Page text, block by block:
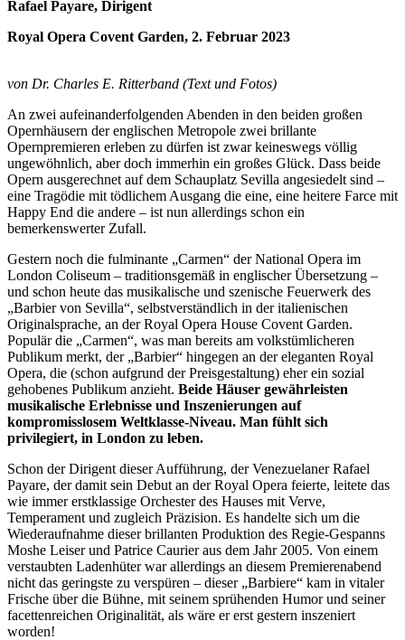
Rafael Payare, Dirigent
Royal Opera Covent Garden, 2. Februar 2023
von Dr. Charles E. Ritterband (Text und Fotos)
An zwei aufeinanderfolgenden Abenden in den beiden großen
Opernhäusern der englischen Metropole zwei brillante
Opernpremieren erleben zu dürfen ist zwar keineswegs völlig
ungewöhnlich, aber doch immerhin ein großes Glück. Dass beide
Opern ausgerechnet auf dem Schauplatz Sevilla angesiedelt sind –
eine Tragödie mit tödlichem Ausgang die eine, eine heitere Farce mit
Happy End die andere – ist nun allerdings schon ein
bemerkenswerter Zufall.
Gestern noch die fulminante „Carmen“ der National Opera im
London Coliseum – traditionsgemäß in englischer Übersetzung –
und schon heute das musikalische und szenische Feuerwerk des
„Barbier von Sevilla“, selbstverständlich in der italienischen
Originalsprache, an der Royal Opera House Covent Garden.
Populär die „Carmen“, was man bereits am volkstümlicheren
Publikum merkt, der „Barbier“ hingegen an der eleganten Royal
Opera, die (schon aufgrund der Preisgestaltung) eher ein sozial
gehobenes Publikum anzieht. Beide Häuser gewährleisten
musikalische Erlebnisse und Inszenierungen auf
kompromisslosem Weltklasse-Niveau. Man fühlt sich
privilegiert, in London zu leben.
Schon der Dirigent dieser Aufführung, der Venezuelaner Rafael
Payare, der damit sein Debut an der Royal Opera feierte, leitete das
wie immer erstklassige Orchester des Hauses mit Verve,
Temperament und zugleich Präzision. Es handelte sich um die
Wiederaufnahme dieser brillanten Produktion des Regie-Gespanns
Moshe Leiser und Patrice Caurier aus dem Jahr 2005. Von einem
verstaubten Ladenhüter war allerdings an diesem Premierenabend
nicht das geringste zu verspüren – dieser „Barbiere“ kam in vitaler
Frische über die Bühne, mit seinem sprühenden Humor und seiner
facettenreichen Originalität, als wäre er erst gestern inszeniert
worden!